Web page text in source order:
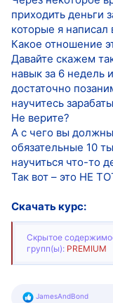
приходить деньги
которые я написал
Какое отношение
Давайте скажем
навык за 6 недель
достаточно
научитесь
Не верите?
А с чего вы
обязательные 10
научиться что-то
Так вот – это НЕ
Скачать курс:
Скрытое
групп(ы): PREMIUM
Р
JamesAndBond